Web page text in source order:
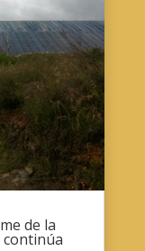
de la
continúa